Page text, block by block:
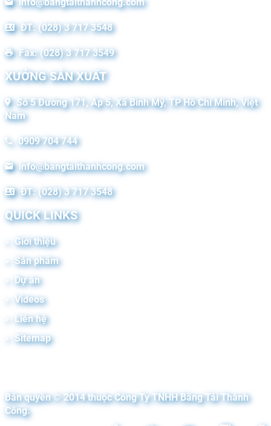
ĐT: (028) 3 717 3548
Fax: (028) 3 717 3549
XƯỞNG SẢN XUẤT
Số 5 Đường 171, Ấp 5, Xã Bình Mỹ, TP Hồ Chí Minh, Việt
Nam
0909 704 744
info@bangtaithanhcong.com
ĐT: (028) 3 717 3548
QUICK LINKS
Giới thiệu
Sản phẩm
Dự án
Videos
Liên hệ
Sitemap
Bản quyền © 2014 thuộc Công Ty TNHH Băng Tải Thành
Công.